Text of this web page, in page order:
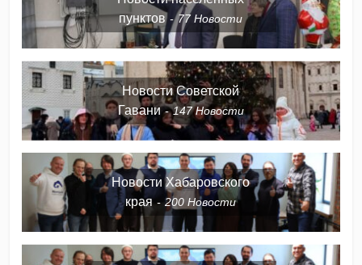
пунктов
77Новости
Новости Советской
Гавани
147Новости
Новости Хабаровского
края
200Новости